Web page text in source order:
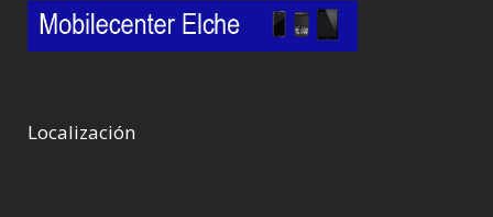
Localización